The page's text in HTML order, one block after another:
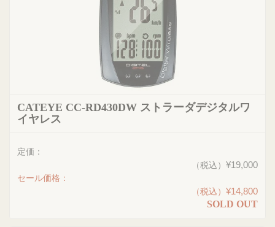
CATEYE CC-RD430DW ストラーダデジタルワ
イヤレス
定価：
（税込） ¥19,000
セール価格：
（税込） ¥14,800
SOLD OUT